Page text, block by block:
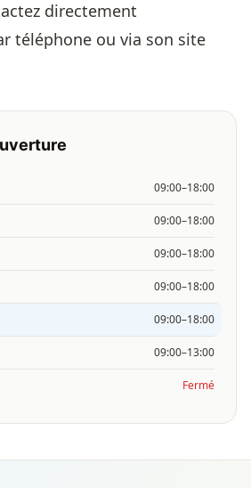
directement
téléphone ou via son site
09:00–18:00
09:00–18:00
09:00–18:00
09:00–18:00
09:00–18:00
09:00–13:00
Fermé